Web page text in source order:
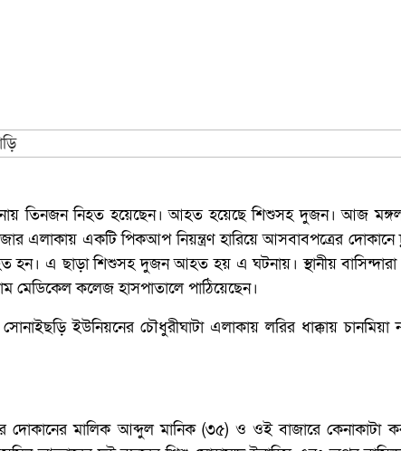
তিনজন নিহত হয়েছেন। আহত হয়েছে শিশুসহ দুজন। আজ
এলাকায় একটি পিকআপ নিয়ন্ত্রণ হারিয়ে আসবাবপত্রের
হন। এ ছাড়া শিশুসহ দুজন আহত হয় এ ঘটনায়। স্থানীয়
মেডিকেল কলেজ হাসপাতালে পাঠিয়েছেন।
ইউনিয়নের চৌধুরীঘাটা এলাকায় লরির ধাক্কায় চানমিয়া
দোকানের মালিক আব্দুল মানিক (৩৫) ও ওই বাজারে কেনাকাটা